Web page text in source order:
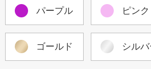
パープル ピンク
ゴールド シル